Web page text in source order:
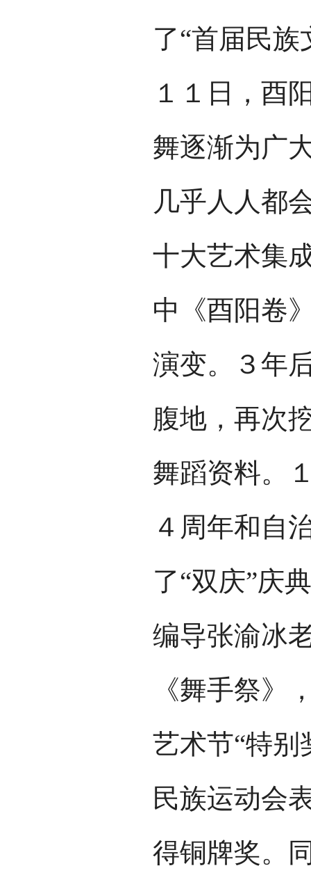
了“首届民
１１日，酉
舞逐渐为广
几乎人人都
十大艺术集
中《酉阳卷
演变。３年
腹地，再次
舞蹈资料。
４周年和自
了“双庆”庆
编导张渝冰
《舞手祭》
艺术节“特别
民族运动会
得铜牌奖。